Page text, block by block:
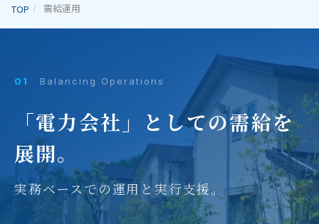
TOP 需給運用
01 Balancing Operations
「電力会社」としての需給を
展開。
実務ベースでの運用と実行支援。